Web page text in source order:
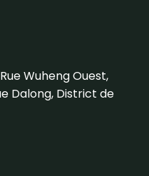
Rue Wuheng Ouest,
Dalong, District de